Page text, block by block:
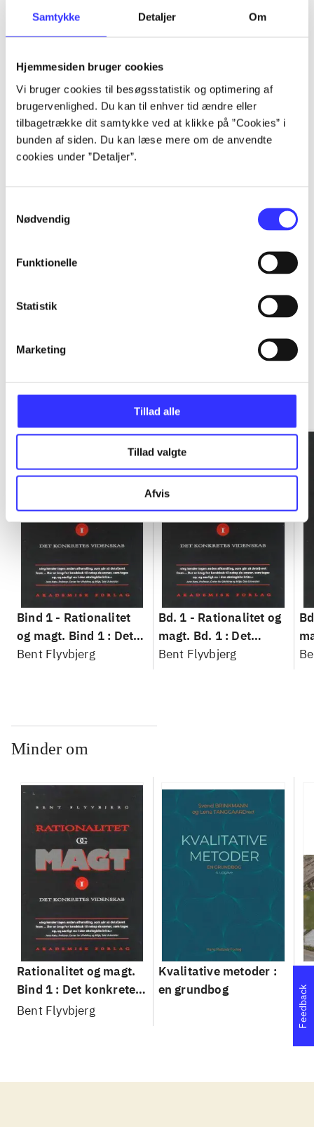
Samtykke Detaljer Om
Hjemmesiden bruger cookies
Vi bruger cookies til besøgsstatistik og optimering af
brugervenlighed. Du kan til enhver tid ændre eller
tilbagetrække dit samtykke ved at klikke på ”Cookies” i
bunden af siden. Du kan læse mere om de anvendte
cookies under ”Detaljer”.
Nødvendig
Funktionelle
Statistik
Marketing
Tillad alle
Tillad valgte
Afvis
Artikler
...
...
...
...
Bind 1 - Rationalitet
og magt. Bind 1 : Det
konkretes videnskab
Bent Flyvbjerg
Bd. 1 - Rationalitet og
magt. Bd. 1 : Det
konkretes videnskab
Bent Flyvbjerg
Minder om
Rationalitet og magt.
Bind 1 : Det konkretes
videnskab
Bent Flyvbjerg
Kvalitative metoder :
en grundbog
Feedback